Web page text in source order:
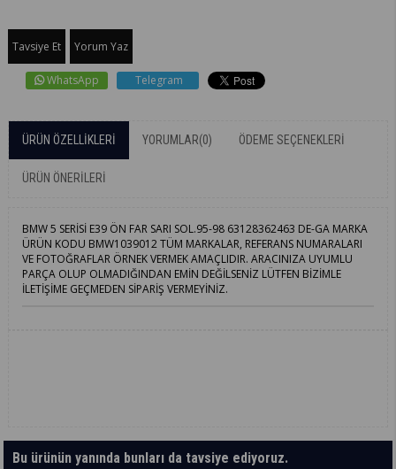
Tavsiye Et Yorum Yaz
WhatsApp Telegram
ÜRÜN ÖZELLIKLERI YORUMLAR(0) ÖDEME SEÇENEKLERI
ÜRÜN ÖNERILERI
BMW 5 SERİSİ E39 ÖN FAR SARI SOL.95-98 63128362463 DE-GA MARKA
ÜRÜN KODU BMW1039012 TÜM MARKALAR, REFERANS NUMARALARI
VE FOTOĞRAFLAR ÖRNEK VERMEK AMAÇLIDIR. ARACINIZA UYUMLU
PARÇA OLUP OLMADIĞINDAN EMİN DEĞİLSENİZ LÜTFEN BİZİMLE
İLETİŞİME GEÇMEDEN SİPARİŞ VERMEYİNİZ.
Bu ürünün yanında bunları da tavsiye ediyoruz.